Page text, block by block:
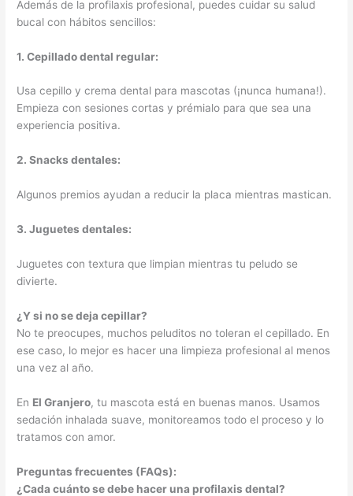
Además de la profilaxis profesional, puedes cuidar su salud
bucal con hábitos sencillos:
1. Cepillado dental regular:
Usa cepillo y crema dental para mascotas (¡nunca humana!).
Empieza con sesiones cortas y prémialo para que sea una
experiencia positiva.
2. Snacks dentales:
Algunos premios ayudan a reducir la placa mientras mastican.
3. Juguetes dentales:
Juguetes con textura que limpian mientras tu peludo se
divierte.
¿Y si no se deja cepillar?
No te preocupes, muchos peluditos no toleran el cepillado. En
ese caso, lo mejor es hacer una limpieza profesional al menos
una vez al año.
En El Granjero, tu mascota está en buenas manos. Usamos
sedación inhalada suave, monitoreamos todo el proceso y lo
tratamos con amor.
Preguntas frecuentes (FAQs):
¿Cada cuánto se debe hacer una profilaxis dental?